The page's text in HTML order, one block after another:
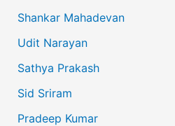
Shankar Mahadevan
Udit Narayan
Sathya Prakash
Sid Sriram
Pradeep Kumar